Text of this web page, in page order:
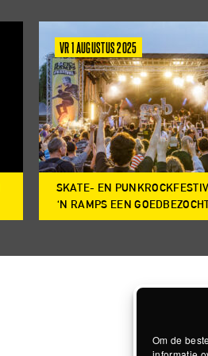
Om de
VR 1 AUGUSTUS 2025
SKATE- EN
‘N RAMPS EEN